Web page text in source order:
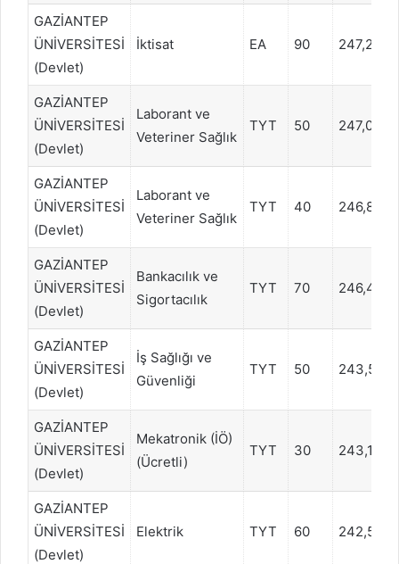
GAZİANTEP
ÜNİVERSİTESİ
(Devlet)
İktisat EA 90
GAZİANTEP
ÜNİVERSİTESİ
(Devlet)
Laborant ve
Veteriner Sağlık
TYT 50
GAZİANTEP
ÜNİVERSİTESİ
(Devlet)
Laborant ve
Veteriner Sağlık
TYT 40
GAZİANTEP
ÜNİVERSİTESİ
(Devlet)
Bankacılık ve
Sigortacılık
TYT 70
GAZİANTEP
ÜNİVERSİTESİ
(Devlet)
İş Sağlığı ve
Güvenliği
TYT 50
GAZİANTEP
ÜNİVERSİTESİ
(Devlet)
Mekatronik (İÖ)
(Ücretli)
TYT 30
GAZİANTEP
ÜNİVERSİTESİ
(Devlet)
Elektrik TYT 60